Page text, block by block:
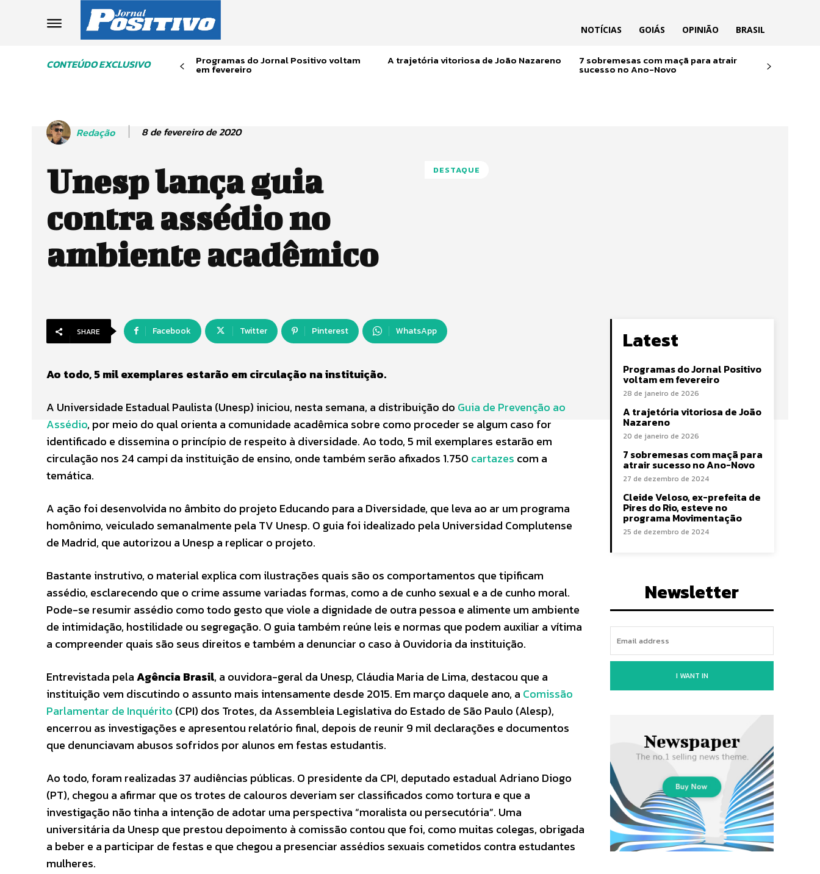
NOTÍCIAS GOIÁS OPINIÃO BRASIL
CONTEÚDO EXCLUSIVO Programas do Jornal Positivo voltam
em fevereiro
A trajetória vitoriosa de João Nazareno 7 sobremesas com maçã para atrair
sucesso no Ano-Novo
Redação 8 de fevereiro de 2020
Unesp lança guia
contra assédio no
ambiente acadêmico
DESTAQUE
SHARE Facebook Twitter Pinterest WhatsApp
Ao todo, 5 mil exemplares estarão em circulação na instituição.
A Universidade Estadual Paulista (Unesp) iniciou, nesta semana, a distribuição do Guia de Prevenção ao
Assédio, por meio do qual orienta a comunidade acadêmica sobre como proceder se algum caso for
identificado e dissemina o princípio de respeito à diversidade. Ao todo, 5 mil exemplares estarão em
circulação nos 24 campi da instituição de ensino, onde também serão afixados 1.750 cartazes com a
temática.
A ação foi desenvolvida no âmbito do projeto Educando para a Diversidade, que leva ao ar um programa
homônimo, veiculado semanalmente pela TV Unesp. O guia foi idealizado pela Universidad Complutense
de Madrid, que autorizou a Unesp a replicar o projeto.
Bastante instrutivo, o material explica com ilustrações quais são os comportamentos que tipificam
assédio, esclarecendo que o crime assume variadas formas, como a de cunho sexual e a de cunho moral.
Pode-se resumir assédio como todo gesto que viole a dignidade de outra pessoa e alimente um ambiente
de intimidação, hostilidade ou segregação. O guia também reúne leis e normas que podem auxiliar a vítima
a compreender quais são seus direitos e também a denunciar o caso à Ouvidoria da instituição.
Entrevistada pelaAgência Brasil, a ouvidora-geral da Unesp, Cláudia Maria de Lima, destacou que a
instituição vem discutindo o assunto mais intensamente desde 2015. Em março daquele ano, a Comissão
Parlamentar de Inquérito (CPI) dos Trotes, da Assembleia Legislativa do Estado de São Paulo (Alesp),
encerrou as investigações e apresentou relatório final, depois de reunir 9 mil declarações e documentos
que denunciavam abusos sofridos por alunos em festas estudantis.
Ao todo, foram realizadas 37 audiências públicas. O presidente da CPI, deputado estadual Adriano Diogo
(PT), chegou a afirmar que os trotes de calouros deveriam ser classificados como tortura e que a
investigação não tinha a intenção de adotar uma perspectiva “moralista ou persecutória”. Uma
universitária da Unesp que prestou depoimento à comissão contou que foi, como muitas colegas, obrigada
a beber e a participar de festas e que chegou a presenciar assédios sexuais cometidos contra estudantes
mulheres.
Latest
Programas do Jornal Positivo
voltam em fevereiro
28 de janeiro de 2026
A trajetória vitoriosa de João
Nazareno
20 de janeiro de 2026
7 sobremesas com maçã para
atrair sucesso no Ano-Novo
27 de dezembro de 2024
Cleide Veloso, ex-prefeita de
Pires do Rio, esteve no
programa Movimentação
25 de dezembro de 2024
Newsletter
I WANT IN